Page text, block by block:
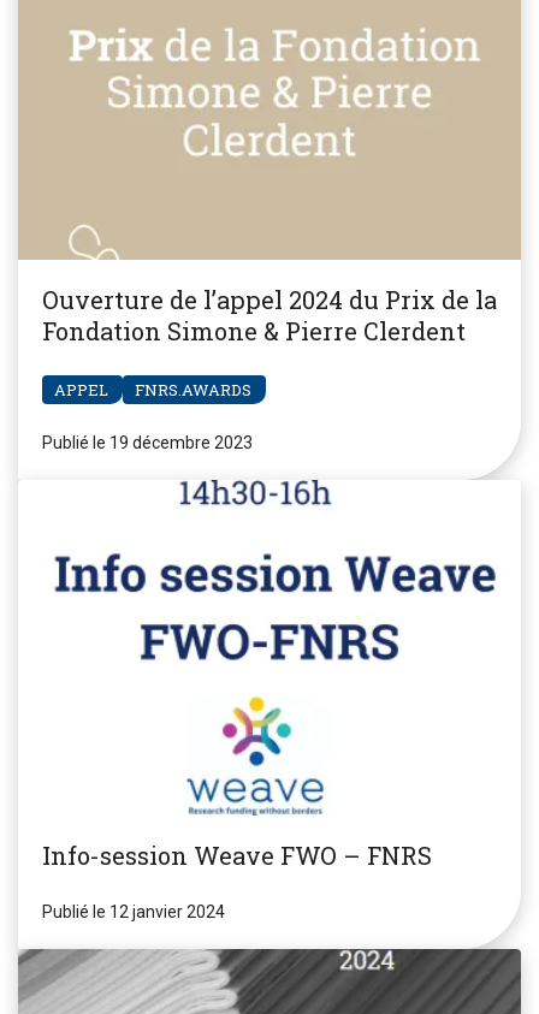
Ouverture de l’appel 2024 du Prix de la
Fondation Simone & Pierre Clerdent
APPEL FNRS.AWARDS
Publié le 19 décembre 2023
Info-session Weave FWO – FNRS
Publié le 12 janvier 2024